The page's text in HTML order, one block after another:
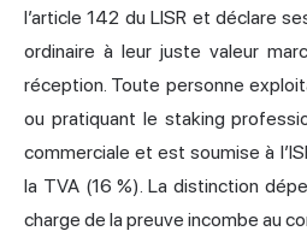
l’article 142 du LISR et déclare
ordinaire à leur juste valeur
réception. Toute personne
ou pratiquant le staking
commerciale et est soumise à
la TVA (16 %). La distinction
charge de la preuve incombe au